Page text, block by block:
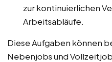
zur kontinuierlichen
Arbeitsabläufe.
Diese Aufgaben können
Nebenjobs und